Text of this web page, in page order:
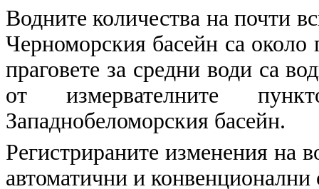
Водните количества на почти
Черноморския басейн са около
праговете за средни води са
от измервателните
Западнобеломорския басейн.
Регистрираните изменения на
автоматични и